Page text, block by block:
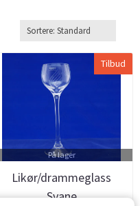
Tilbud
På lager
Likør/drammeglass
Svane